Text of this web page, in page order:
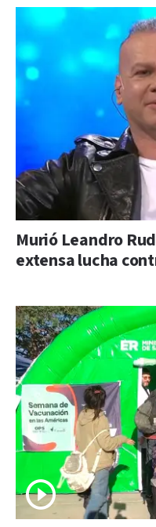
Murió Leandro
extensa lucha